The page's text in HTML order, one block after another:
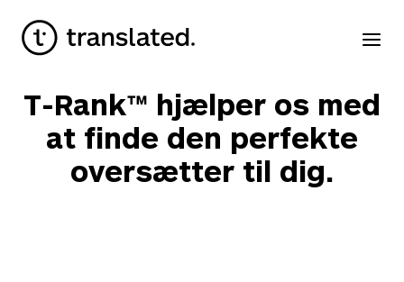
T-Rank™ hjælper os med
at finde den perfekte
oversætter til dig.